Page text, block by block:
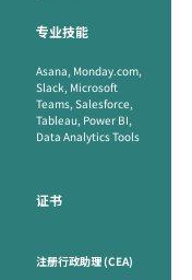
专业技能
Asana, Monday.com,
Slack, Microsoft
Teams, Salesforce,
Tableau, Power BI,
Data Analytics Tools
证书
注册行政助理 (CEA)